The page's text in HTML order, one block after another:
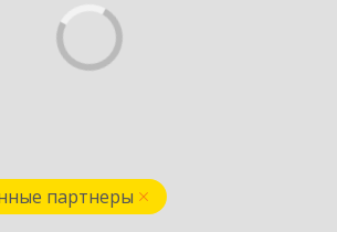
партнеры